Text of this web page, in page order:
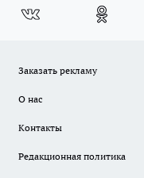
Заказать рекламу
О нас
Контакты
Редакционная политика